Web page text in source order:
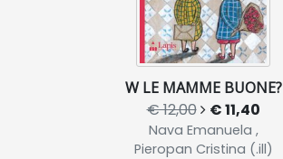
W LE MAMME BUONE?
€ 12,00 € 11,40
Nava Emanuela ,
Pieropan Cristina (.ill)